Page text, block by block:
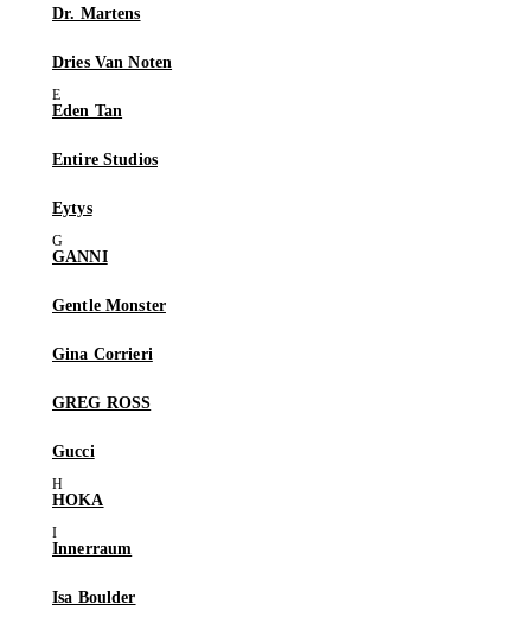
Dr. Martens
Dries Van Noten
Eden Tan
Entire Studios
Eytys
GANNI
Gentle Monster
Gina Corrieri
GREG ROSS
Gucci
HOKA
Innerraum
Isa Boulder